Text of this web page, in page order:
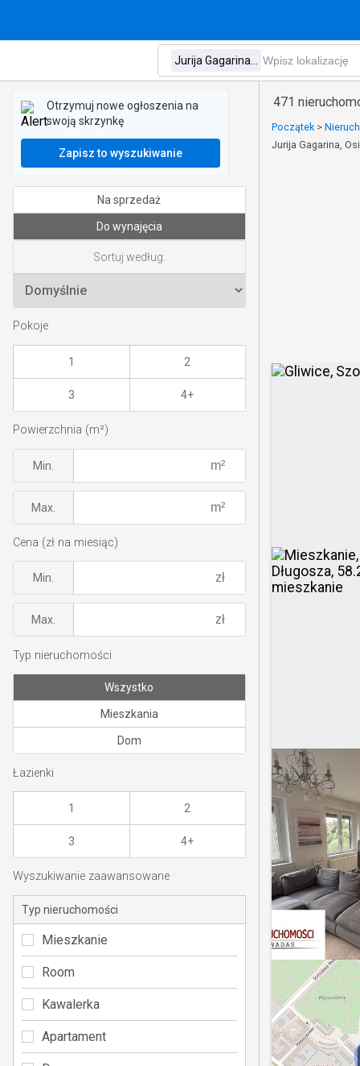
471
Początek >
Jurija Gagarina,
Otrzymuj nowe ogłoszenia na
swoją skrzynkę
Zapisz to wyszukiwanie
Na sprzedaż
Do wynajęcia
Sortuj według:
Pokoje
1 2
3 4+
Powierzchnia (m²)
Min.
Max.
Cena (zł na miesiąc)
Min.
Max.
Typ nieruchomości
Wszystko
Mieszkania
Dom
Łazienki
1 2
3 4+
Wyszukiwanie zaawansowane
Typ nieruchomości
Mieszkanie
Room
Kawalerka
Apartament